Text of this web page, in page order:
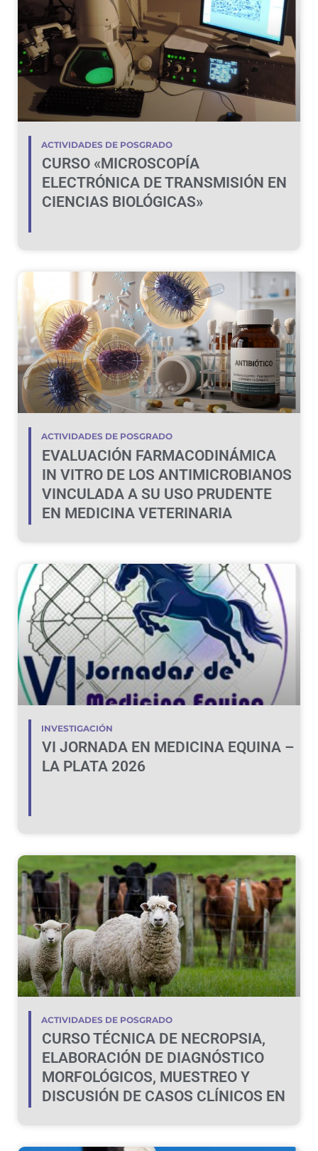
ACTIVIDADES DE POSGRADO
CURSO «MICROSCOPÍA
ELECTRÓNICA DE TRANSMISIÓN EN
CIENCIAS BIOLÓGICAS»
ACTIVIDADES DE POSGRADO
EVALUACIÓN FARMACODINÁMICA
IN VITRO DE LOS ANTIMICROBIANOS
VINCULADA A SU USO PRUDENTE
EN MEDICINA VETERINARIA
INVESTIGACIÓN
VI JORNADA EN MEDICINA EQUINA –
LA PLATA 2026
ACTIVIDADES DE POSGRADO
CURSO TÉCNICA DE NECROPSIA,
ELABORACIÓN DE DIAGNÓSTICO
MORFOLÓGICOS, MUESTREO Y
DISCUSIÓN DE CASOS CLÍNICOS EN